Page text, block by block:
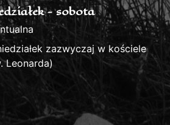
- sobota
zazwyczaj w kościele
Leonarda)